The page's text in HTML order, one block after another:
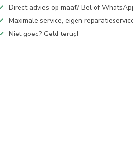
Direct advies op maat? Bel of
Maximale service, eigen
Niet goed? Geld terug!